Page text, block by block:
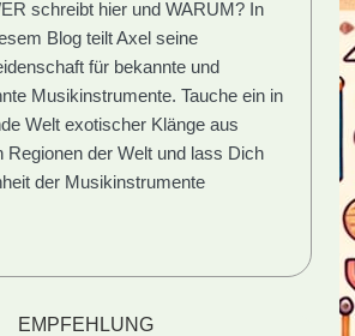
schreibt hier und WARUM? In
Blog teilt Axel seine
für bekannte und
Musikinstrumente. Tauche ein in
Welt exotischer Klänge aus
Regionen der Welt und lass Dich
der Musikinstrumente
EMPFEHLUNG